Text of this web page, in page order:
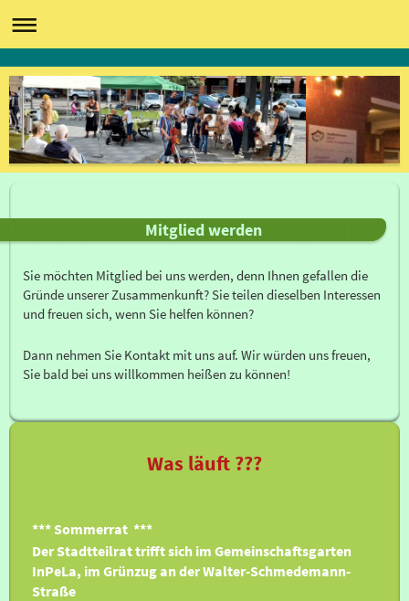
Mitglied werden
Sie möchten Mitglied bei uns werden, denn Ihnen gefallen die
Gründe unserer Zusammenkunft? Sie teilen dieselben Interessen
und freuen sich, wenn Sie helfen können?
Dann nehmen Sie Kontakt mit uns auf. Wir würden uns freuen,
Sie bald bei uns willkommen heißen zu können!
Was läuft ???
*** Sommerrat ***
Der Stadtteilrat trifft sich im Gemeinschaftsgarten
InPeLa, im Grünzug an der Walter-Schmedemann-
Straße